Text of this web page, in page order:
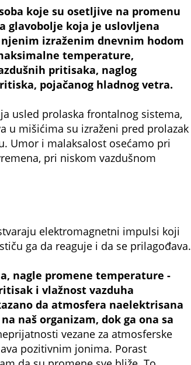
koje su osetljive na promenu
glavobolje koja je uslovljena
izraženim dnevnim hodom
temperature,
pritisaka, naglog
pojačanog hladnog vetra.
usled prolaska frontalnog sistema,
u mišićima su izraženi pred prolazak
Umor i malaksalost osećamo pri
pri niskom vazdušnom
elektromagnetni impulsi koji
ga da reaguje i da se prilagođava.
nagle promene temperature -
i vlažnost vazduha
da atmosfera naelektrisana
naš organizam, dok ga ona sa
vezane za atmosferske
pozitivnim jonima. Porast